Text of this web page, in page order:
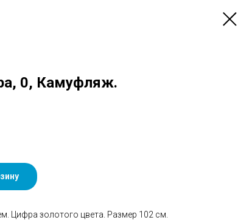
0, Камуфляж.
Цифра золотого цвета. Размер 102 см.